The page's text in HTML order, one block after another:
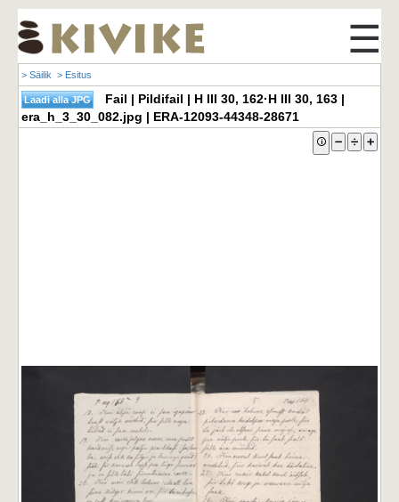
☰
> Säilik > Esitus
Fail | Pildifail | H III 30, 162·H III 30, 163 |
era_h_3_30_082.jpg | ERA-12093-44348-28671